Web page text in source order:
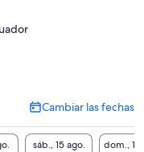
Cambiar las fechas
Cambiar
las
fechas
sáb., 15 ago. dom., 16